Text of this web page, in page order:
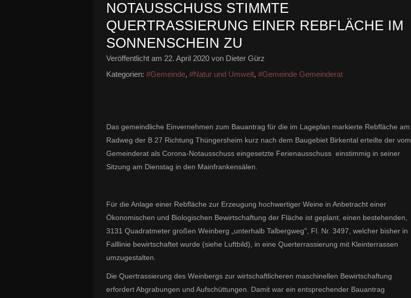
NOTAUSSCHUSS STIMMTE
QUERTRASSIERUNG EINER REBFLÄCHE IM
SONNENSCHEIN ZU
Veröffentlicht am 22. April 2020 von Dieter Gürz
Kategorien: #Gemeinde, #Natur und Umwelt, #Gemeinde Gemeinderat
Das gemeindliche Einvernehmen zum Bauantrag für die im Lageplan markierte Rebfläche am
Radweg der B 27 Richtung Thüngersheim kurz nach dem Baugebiet Birkental erteilte der vom
Gemeinderat als Corona-Notausschuss eingesetzte Ferienausschuss einstimmig in seiner
Sitzung am Dienstag in den Mainfrankensälen.
Für die Anlage einer Rebfläche zur Erzeugung hochwertiger Weine in Anbetracht einer
Ökonomischen und Biologischen Bewirtschaftung der Fläche ist geplant, einen bestehenden,
3131 Quadratmeter großen Weinberg „unterhalb Talbergweg", Fl. Nr. 3497, welcher bisher in
Falllinie bewirtschaftet wurde (siehe Luftbild), in eine Querterrassierung mit Kleinterrassen
umzugestalten.
Die Quertrassierung des Weinbergs zur wirtschaftlicheren maschinellen Bewirtschaftung
erfordert Abgrabungen und Aufschüttungen. Damit war ein entsprechender Bauantrag